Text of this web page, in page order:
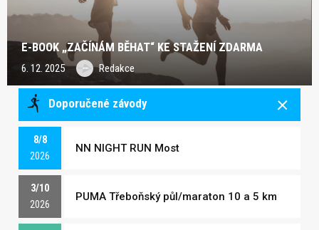
E-BOOK „ZAČÍNÁM BĚHAT“ KE STAŽENÍ ZDARMA
6. 12. 2025 Redakce
Doporučené závody
8/8
2026
NN NIGHT RUN Most
3/10
2026
PUMA Třeboňský půl/maraton 10 a 5 km